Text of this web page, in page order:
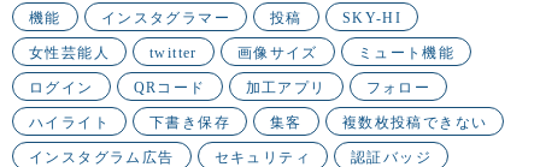
機能 インスタグラマー 投稿 SKY-HI
女性芸能人 twitter 画像サイズ ミュート機能
ログイン QRコード 加工アプリ フォロー
ハイライト 下書き保存 集客 複数枚投稿できない
インスタグラム広告 セキュリティ 認証バッジ